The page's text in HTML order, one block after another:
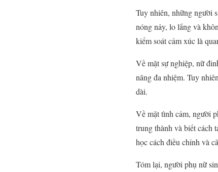
Tuy nhiên, những người
nóng nảy, lo lắng và
kiểm soát cảm xúc là
Về mặt sự nghiệp, nữ
năng đa nhiệm. Tuy
dài.
Về mặt tình cảm, người
trung thành và biết cách
học cách điều chỉnh và
Tóm lại, người phụ nữ